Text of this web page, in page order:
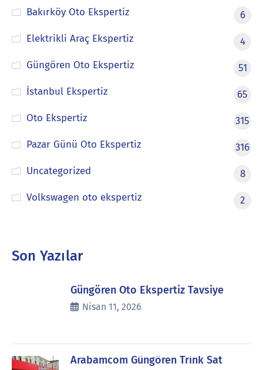
Bakırköy Oto Ekspertiz
6
Elektrikli Araç Ekspertiz
4
Güngören Oto Ekspertiz
51
İstanbul Ekspertiz
65
Oto Ekspertiz
315
Pazar Günü Oto Ekspertiz
316
Uncategorized
8
Volkswagen oto ekspertiz
2
Son Yazılar
Güngören Oto Ekspertiz Tavsiye
Nisan 11, 2026
Arabamcom Güngören Trink Sat